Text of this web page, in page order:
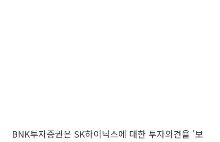
BNK투자증권은 SK하이닉스에 대한 투자의견을 '보